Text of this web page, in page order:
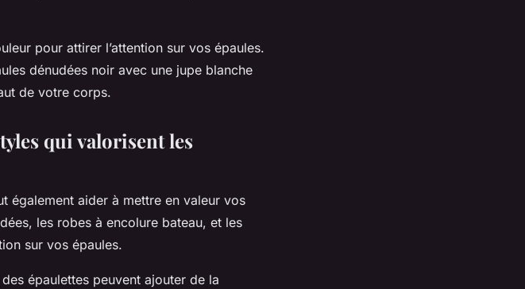
pour attirer l’attention sur vos épaules.
dénudées noir avec une jupe blanche
de votre corps.
qui valorisent les
également aider à mettre en valeur vos
les robes à encolure bateau, et les
sur vos épaules.
épaulettes peuvent ajouter de la